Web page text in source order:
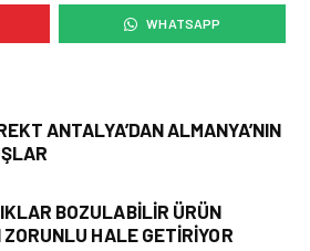
AJET’IN SABIHA
GÖKÇEN’DEKI PAZAR PAYI
ARTIŞI FINANSAL
WHATSAPP
ANTALYA’DAN ALMANYA’NIN
BOZULABILIR ÜRÜN
HALE GETIRIYOR